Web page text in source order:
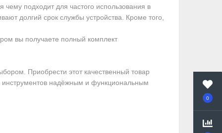
0
подходит для частого использования в
долгий срок службы устройства. Кроме того,
вы получаете полный комплект
Приобрести этот качественный товар
инструментов надёжным и функциональным